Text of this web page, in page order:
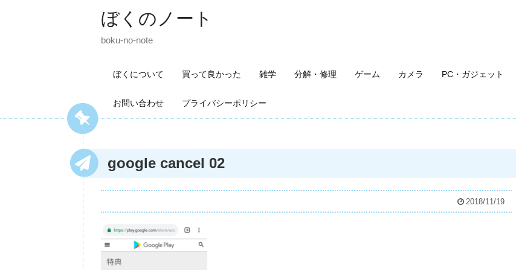
ぼくのノート
boku-no-note
ぼくについて 買って良かった 雑学 分解・修理 ゲーム カメラ PC・ガジェット
お問い合わせ プライバシーポリシー
google cancel 02
2018/11/19